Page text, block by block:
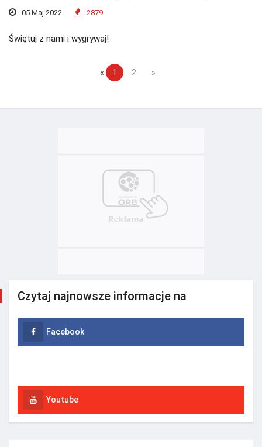
05 Maj 2022 2879
Świętuj z nami i wygrywaj!
« 1 2 »
Czytaj najnowsze informacje na
Facebook
Youtube